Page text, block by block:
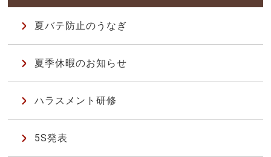
夏バテ防止のうなぎ
夏季休暇のお知らせ
ハラスメント研修
5S発表